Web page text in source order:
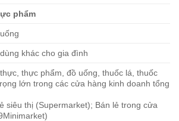
phẩm
khác cho gia đình
thực phẩm, đồ uống, thuốc lá, thuốc
lớn trong các cửa hàng kinh doanh tổng
siêu thị (Supermarket); Bán lẻ trong cửa